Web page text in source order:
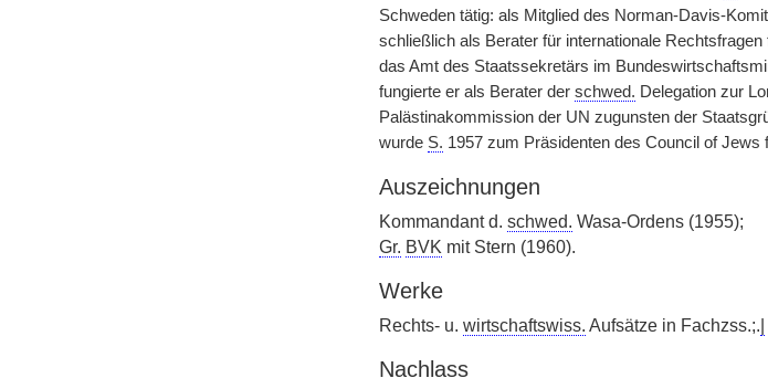
Schweden tätig: als Mitglied des Norman-Davis-
schließlich als Berater für internationale Rechtsfragen
das Amt des Staatssekretärs im
fungierte er als Berater der schwed. Delegation zur
Palästinakommission der UN zugunsten der
wurde S. 1957 zum Präsidenten des Council of
Auszeichnungen
Kommandant d. schwed. Wasa-Ordens (1955);
Gr. BVK mit Stern (1960).
Werke
Rechts- u. wirtschaftswiss. Aufsätze in Fachzss.;.
Nachlass